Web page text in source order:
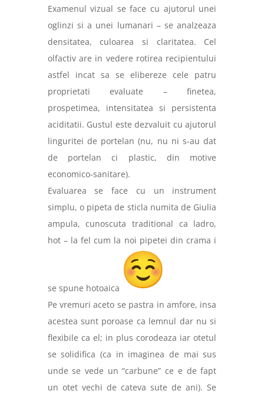
Examenul vizual se face cu ajutorul unei
oglinzi si a unei lumanari – se analzeaza
densitatea, culoarea si claritatea. Cel
olfactiv are in vedere rotirea recipientului
astfel incat sa se elibereze cele patru
proprietati evaluate – finetea,
prospetimea, intensitatea si persistenta
aciditatii. Gustul este dezvaluit cu ajutorul
linguritei de portelan (nu, nu ni s-au dat
de portelan ci plastic, din motive
economico-sanitare).
Evaluarea se face cu un instrument
simplu, o pipeta de sticla numita de Giulia
ampula, cunoscuta traditional ca ladro,
hot – la fel cum la noi pipetei din crama i
se spune hotoaica
Pe vremuri aceto se pastra in amfore, insa
acestea sunt poroase ca lemnul dar nu si
flexibile ca el; in plus corodeaza iar otetul
se solidifica (ca in imaginea de mai sus
unde se vede un “carbune” ce e de fapt
un otet vechi de cateva sute de ani). Se